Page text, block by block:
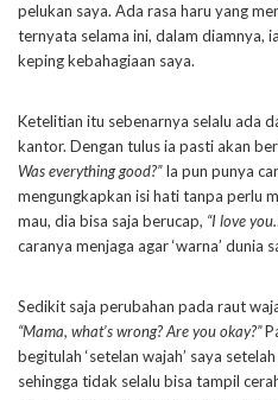
pelukan saya. Ada rasa haru yang
ternyata selama ini, dalam diamnya,
keping kebahagiaan saya.
Ketelitian itu sebenarnya selalu ada
kantor. Dengan tulus ia pasti akan
Was everything good?”Ia pun punya
mengungkapkan isi hati tanpa perlu
mau, dia bisa saja berucap, “I love
caranya menjaga agar ‘warna’ dunia
Sedikit saja perubahan pada raut
“Mama, what’s wrong? Are you okay?”
begitulah ‘setelan wajah’ saya
sehingga tidak selalu bisa tampil